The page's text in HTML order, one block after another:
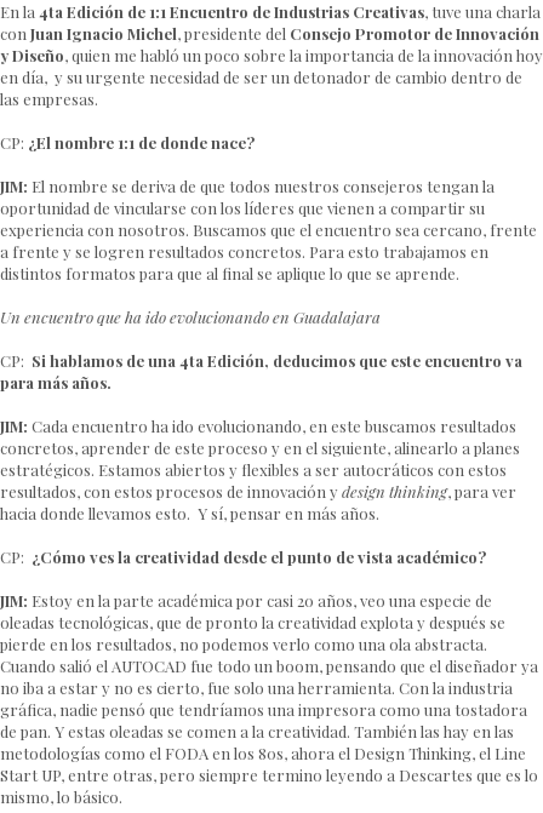
En la 4ta Edición de 1:1 Encuentro de Industrias Creativas, tuve una charla
con Juan Ignacio Michel, presidente del Consejo Promotor de Innovación
y Diseño, quien me habló un poco sobre la importancia de la innovación hoy
en día, y su urgente necesidad de ser un detonador de cambio dentro de
las empresas.
CP: ¿El nombre 1:1 de donde nace?
JIM: El nombre se deriva de que todos nuestros consejeros tengan la
oportunidad de vincularse con los líderes que vienen a compartir su
experiencia con nosotros. Buscamos que el encuentro sea cercano, frente
a frente y se logren resultados concretos. Para esto trabajamos en
distintos formatos para que al final se aplique lo que se aprende.
Un encuentro que ha ido evolucionando en Guadalajara
CP: Si hablamos de una 4ta Edición, deducimos que este encuentro va
para más años.
JIM: Cada encuentro ha ido evolucionando, en este buscamos resultados
concretos, aprender de este proceso y en el siguiente, alinearlo a planes
estratégicos. Estamos abiertos y flexibles a ser autocráticos con estos
resultados, con estos procesos de innovación ydesign thinking, para ver
hacia donde llevamos esto. Y sí, pensar en más años.
CP: ¿Cómo ves la creatividad desde el punto de vista académico?
JIM: Estoy en la parte académica por casi 20 años, veo una especie de
oleadas tecnológicas, que de pronto la creatividad explota y después se
pierde en los resultados, no podemos verlo como una ola abstracta.
Cuando salió el AUTOCAD fue todo un boom, pensando que el diseñador ya
no iba a estar y no es cierto, fue solo una herramienta. Con la industria
gráfica, nadie pensó que tendríamos una impresora como una tostadora
de pan. Y estas oleadas se comen a la creatividad. También las hay en las
metodologías como el FODA en los 80s, ahora el Design Thinking, el Line
Start UP, entre otras, pero siempre termino leyendo a Descartes que es lo
mismo, lo básico.